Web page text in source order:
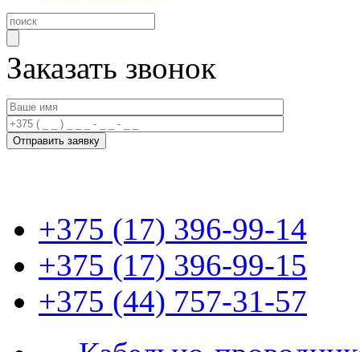
Заказать звонок
+375 (17) 396-99-14
+375 (17) 396-99-15
+375 (44) 757-31-57